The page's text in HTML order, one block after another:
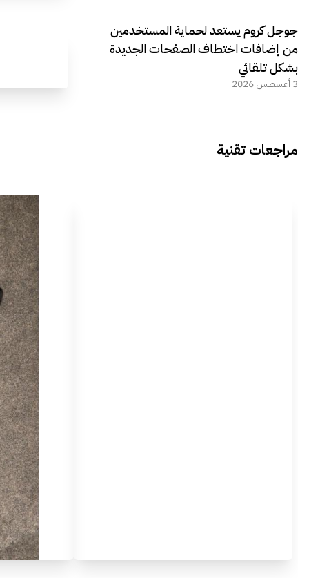
جوجل كروم يستعد لحماية المستخدمين
من إضافات اختطاف الصفحات الجديدة
بشكل تلقائي
3 أغسطس 2026
مراجعات تقنية